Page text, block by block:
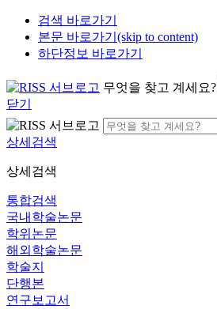
검색 바로가기
본문 바로가기(skip to content)
하단정보 바로가기
무엇을 찾고 계세요?
닫기
상세검색
상세검색
통합검색
국내학술논문
학위논문
해외학술논문
학술지
단행본
연구보고서